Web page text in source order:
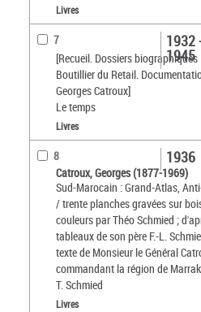
Livres
7
[Recueil. Dossiers biographiques
Boutillier du Retail.
Georges Catroux]
Le temps
1932
1945
Livres
8
Catroux, Georges (1877-1969)
Sud-Marocain : Grand-Atlas,
/ trente planches gravées sur
couleurs par Théo Schmied ;
tableaux de son père F.-L.
texte de Monsieur le Général
commandant la région de
T. Schmied
1936
Livres